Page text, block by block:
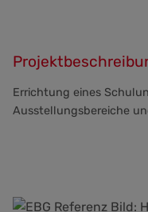
Errichtung eines
Ausstellungsbereiche